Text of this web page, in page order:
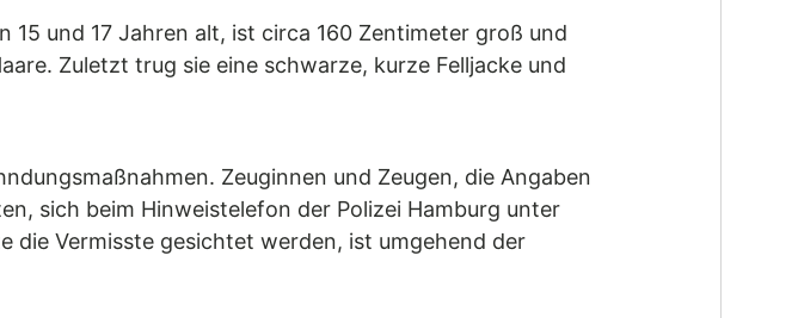
und 17 Jahren alt, ist circa 160 Zentimeter groß und
Zuletzt trug sie eine schwarze, kurze Felljacke und
Zeuginnen und Zeugen, die Angaben
sich beim Hinweistelefon der Polizei Hamburg unter
die Vermisste gesichtet werden, ist umgehend der